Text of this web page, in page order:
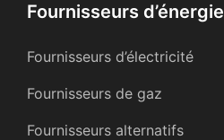
Fournisseurs d’énergie
Fournisseurs d’électricité
Fournisseurs de gaz
Fournisseurs alternatifs